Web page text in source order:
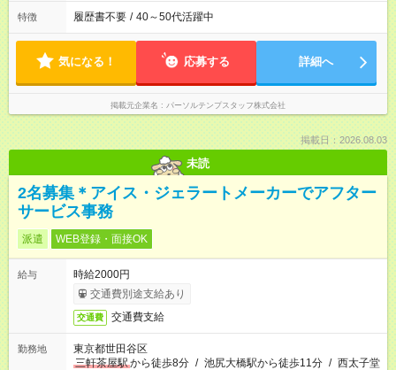
特徴 履歴書不要 / 40～50代活躍中
気になる！ 応募する 詳細へ
掲載元企業名 パーソルテンプスタッフ株式会社
掲載日：2026.08.03
未読
2名募集＊アイス・ジェラートメーカーでアフター
サービス事務
派遣 WEB登録・面接OK
給与
時給2000円
交通費別途支給あり
交通費 交通費支給
勤務地
東京都世田谷区
三軒茶屋駅から徒歩8分 / 池尻大橋駅から徒歩11分 / 西太子堂